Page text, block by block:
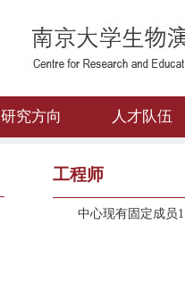
研究方向 人才队伍
工程师
中心现有固定成员